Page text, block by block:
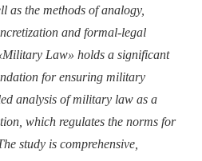
as the methods of analogy,
and formal-legal
Law» holds a significant
for ensuring military
analysis of military law as a
which regulates the norms for
study is comprehensive,